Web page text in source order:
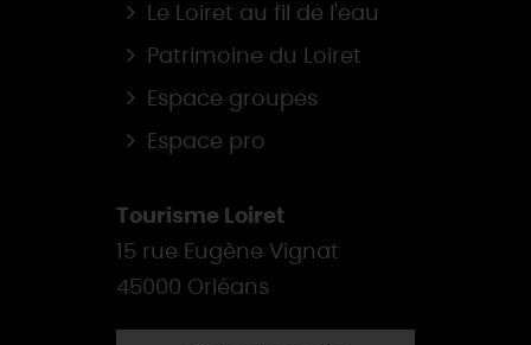
Le Loiret au fil de l'eau
Patrimoine du Loiret
Espace groupes
Espace pro
Tourisme Loiret
15 rue Eugène Vignat
45000 Orléans